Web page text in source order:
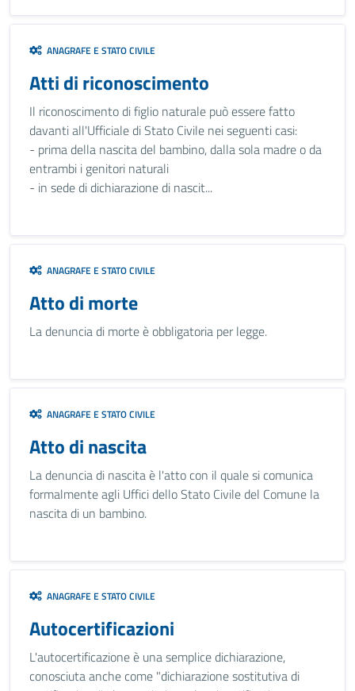
ANAGRAFE E STATO CIVILE
Atti di riconoscimento
Il riconoscimento di figlio naturale può essere fatto
davanti all'Ufficiale di Stato Civile nei seguenti casi:
- prima della nascita del bambino, dalla sola madre o da
entrambi i genitori naturali
- in sede di dichiarazione di nascit...
ANAGRAFE E STATO CIVILE
Atto di morte
La denuncia di morte è obbligatoria per legge.
ANAGRAFE E STATO CIVILE
Atto di nascita
La denuncia di nascita è l'atto con il quale si comunica
formalmente agli Uffici dello Stato Civile del Comune la
nascita di un bambino.
ANAGRAFE E STATO CIVILE
Autocertificazioni
L'autocertificazione è una semplice dichiarazione,
conosciuta anche come "dichiarazione sostitutiva di